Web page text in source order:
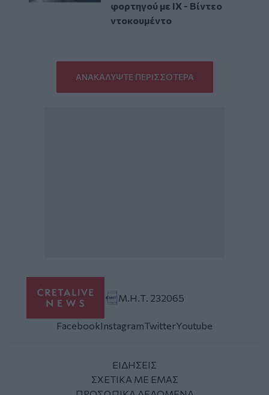
φορτηγού με ΙΧ - Βίντεο
ντοκουμέντο
ΑΝΑΚΑΛΥΨΤΕ ΠΕΡΙΣΣΟΤΕΡΑ
Μ.Η.Τ. 232065
FacebookInstagramTwitterYoutube
ΕΙΔΗΣΕΙΣ
ΣΧΕΤΙΚΑ ΜΕ ΕΜΑΣ